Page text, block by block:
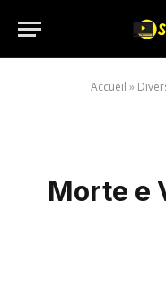
Accueil »
Morte e